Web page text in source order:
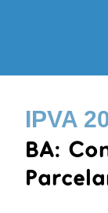
IPVA
BA: